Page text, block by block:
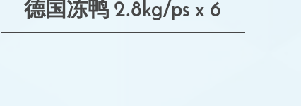
德国冻鸭 2.8kg/ps x 6